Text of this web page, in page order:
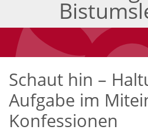
Schaut hin –
Aufgabe im
Konfessionen